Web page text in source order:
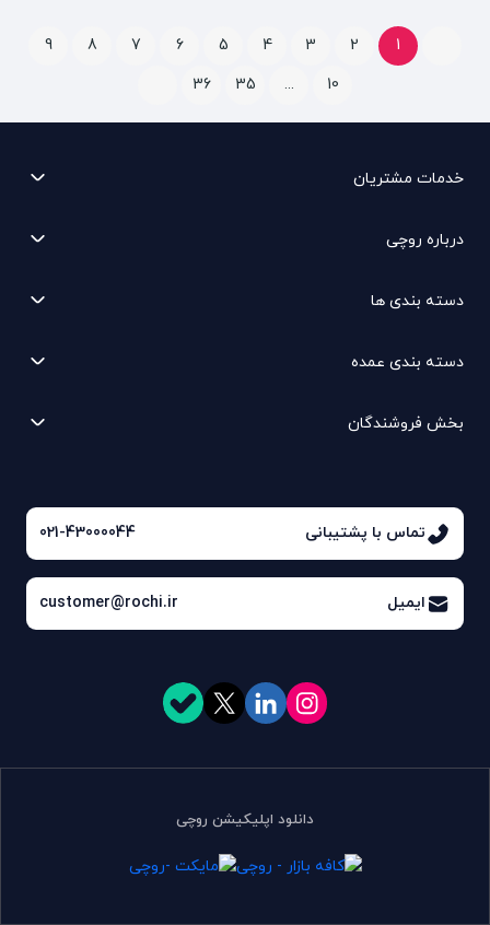
1
2
3
4
5
6
7
8
9
10
...
35
36
خدمات مشتریان
درباره روچی
دسته بندی ها
دسته بندی عمده
بخش فروشندگان
تماس با پشتیبانی 021-43000044
ایمیل customer@rochi.ir
دانلود اپلیکیشن روچی